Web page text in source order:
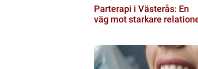
Parterapi i Västerås: En
väg mot starkare